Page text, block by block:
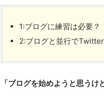
1:ブログに練習は必要？
2:ブログと並行で
「ブログを始めようと思う